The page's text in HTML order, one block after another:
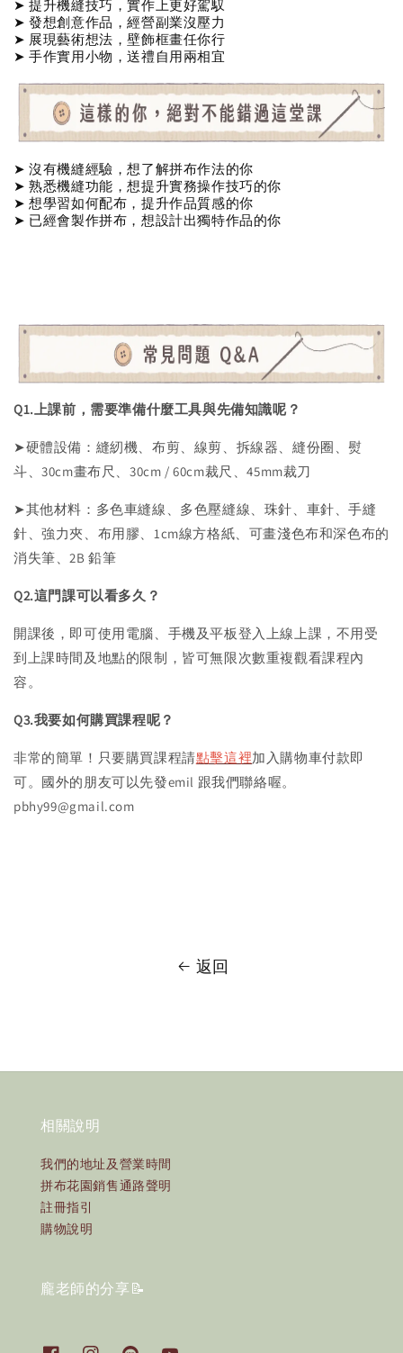
➤ 提升機縫技巧，實作上更好駕馭
➤ 發想創意作品，經營副業沒壓力
➤ 展現藝術想法，壁飾框畫任你行
➤ 手作實用小物，送禮自用兩相宜
➤ 沒有機縫經驗，想了解拼布作法的你
➤ 熟悉機縫功能，想提升實務操作技巧的你
➤ 想學習如何配布，提升作品質感的你
➤ 已經會製作拼布，想設計出獨特作品的你
Q1.上課前，需要準備什麼工具與先備知識呢？
➤硬體設備：縫紉機、布剪、線剪、拆線器、縫份圈、熨
斗、30cm畫布尺、30cm / 60cm裁尺、45mm裁刀
➤其他材料：多色車縫線、多色壓縫線、珠針、車針、手縫
針、強力夾、布用膠、1cm線方格紙、可畫淺色布和深色布的
消失筆、2B 鉛筆
Q2.這門課可以看多久？
開課後，即可使用電腦、手機及平板登入上線上課，不用受
到上課時間及地點的限制，皆可無限次數重複觀看課程內
容。
Q3.我要如何購買課程呢？
非常的簡單！只要購買課程請點擊這裡加入購物車付款即
可。國外的朋友可以先發emil 跟我們聯絡喔。
pbhy99@gmail.com
返回
相關說明
我們的地址及營業時間
拼布花園銷售通路聲明
註冊指引
購物說明
龐老師的分享📝